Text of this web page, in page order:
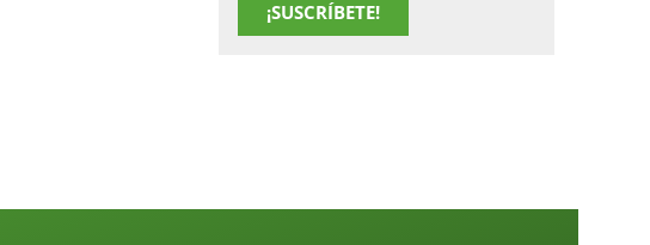
¡SUSCRÍBETE!